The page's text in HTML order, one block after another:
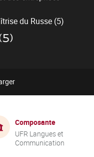
du Russe (5)
Composante
UFR Langues et
Communication